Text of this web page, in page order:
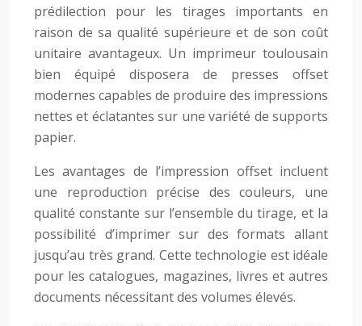
prédilection pour les tirages importants en
raison de sa qualité supérieure et de son coût
unitaire avantageux. Un imprimeur toulousain
bien équipé disposera de presses offset
modernes capables de produire des impressions
nettes et éclatantes sur une variété de supports
papier.
Les avantages de l’impression offset incluent
une reproduction précise des couleurs, une
qualité constante sur l’ensemble du tirage, et la
possibilité d’imprimer sur des formats allant
jusqu’au très grand. Cette technologie est idéale
pour les catalogues, magazines, livres et autres
documents nécessitant des volumes élevés.